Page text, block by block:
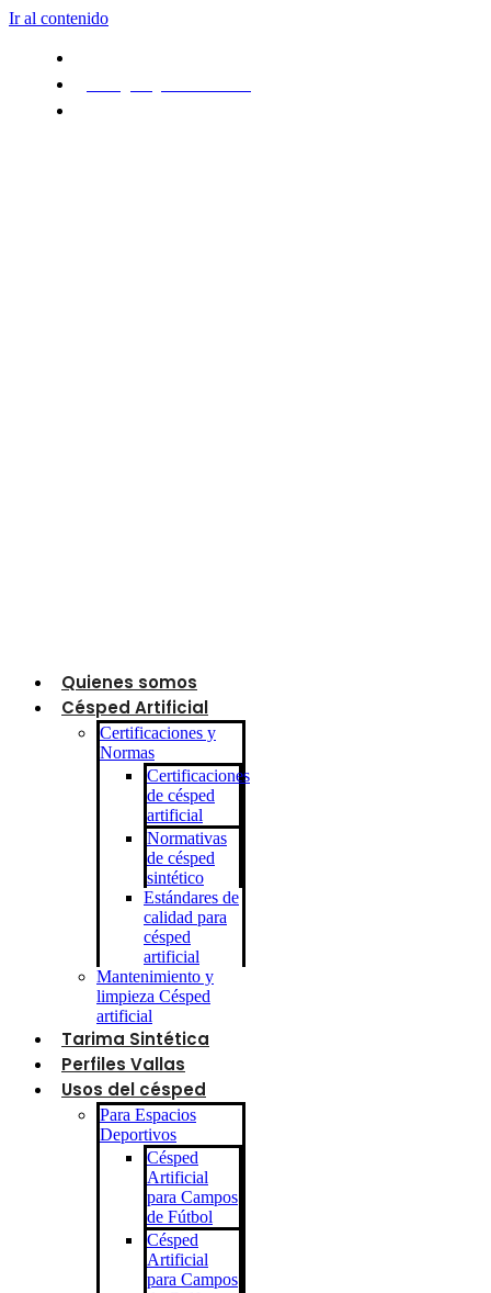
Ir al contenido
Quienes somos
Césped Artificial
Certificaciones y
Normas
Certificaciones
de césped
artificial
Normativas
de césped
sintético
Estándares de
calidad para
césped
artificial
Mantenimiento y
limpieza Césped
artificial
Tarima Sintética
Perfiles Vallas
Usos del césped
Para Espacios
Deportivos
Césped
Artificial
para Campos
de Fútbol
Césped
Artificial
para Campos